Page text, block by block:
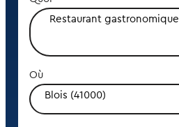
Restaurant gastronomique
Où
Blois (41000)